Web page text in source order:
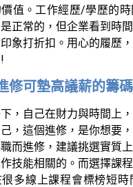
值。工作經歷/學歷的時
正常的，但企業看到時
象打折扣。用心的履歷
修可墊高議薪的籌碼
，自己在財力與時間上
，這個進修，是你想要
而進修，建議挑選實質
技能相關的。而選擇課
多線上課程會標榜短時